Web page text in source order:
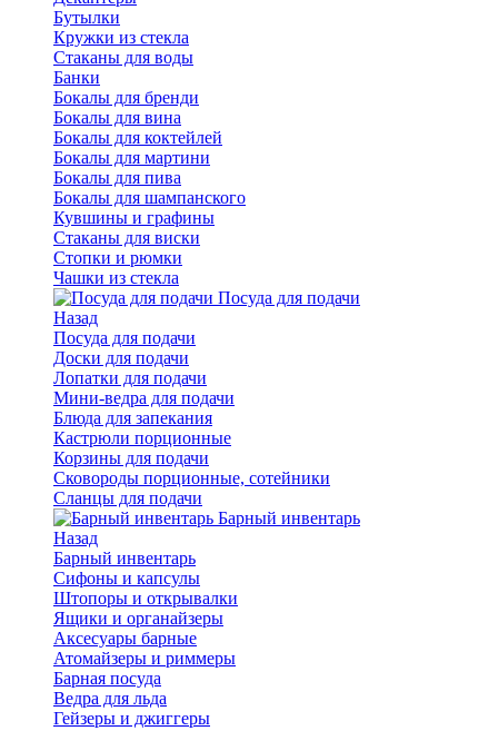
Бутылки
Кружки из стекла
Стаканы для воды
Банки
Бокалы для бренди
Бокалы для вина
Бокалы для коктейлей
Бокалы для мартини
Бокалы для пива
Бокалы для шампанского
Кувшины и графины
Стаканы для виски
Стопки и рюмки
Чашки из стекла
Посуда для подачи
Назад
Посуда для подачи
Доски для подачи
Лопатки для подачи
Мини-ведра для подачи
Блюда для запекания
Кастрюли порционные
Корзины для подачи
Сковороды порционные, сотейники
Сланцы для подачи
Барный инвентарь
Назад
Барный инвентарь
Сифоны и капсулы
Штопоры и открывалки
Ящики и органайзеры
Аксесуары барные
Атомайзеры и риммеры
Барная посуда
Ведра для льда
Гейзеры и джиггеры